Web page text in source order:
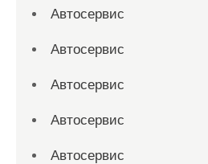
Автосервис
Автосервис
Автосервис
Автосервис
Автосервис